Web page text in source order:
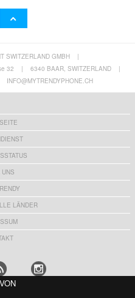
iPhone 11 Panzerglas - 9H - Durchsichtig
7,50 CHF
SWITZERLAND GMBH
|
32
| 6340 BAAR, SWITZERLAND
|
INFO@MYTRENDYPHONE.CH
UNS
LÄNDER